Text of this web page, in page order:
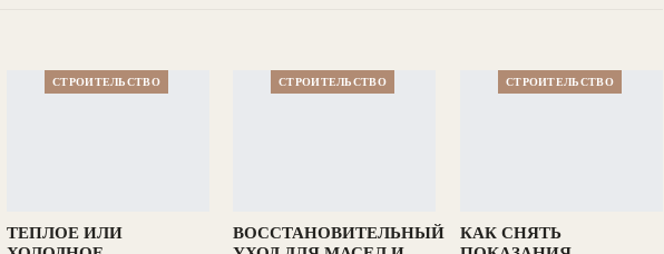
СТРОИТЕЛЬСТВО
ТЕПЛОЕ ИЛИ
СТРОИТЕЛЬСТВО
ВОССТАНОВИТЕЛЬНЫЙ
СТРОИТЕЛЬСТВО
КАК СНЯТЬ